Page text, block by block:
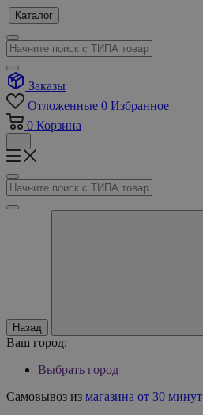
Каталог
Заказы
Отложенные 0 Избранное
0 Корзина
Назад
Ваш город:
Выбрать город
Самовывоз из магазина от 30 минут